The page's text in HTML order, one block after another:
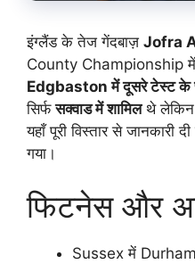
इंग्लैंड के तेज गेंदबाज़ Jofra
County Championship में
Edgbaston में दूसरे टेस्ट के
सिर्फसक्वाड में शामिलथे लेकिन
यहाँ पूरी विस्तार से जानकारी
गया।
फिटनेस और
Sussex में